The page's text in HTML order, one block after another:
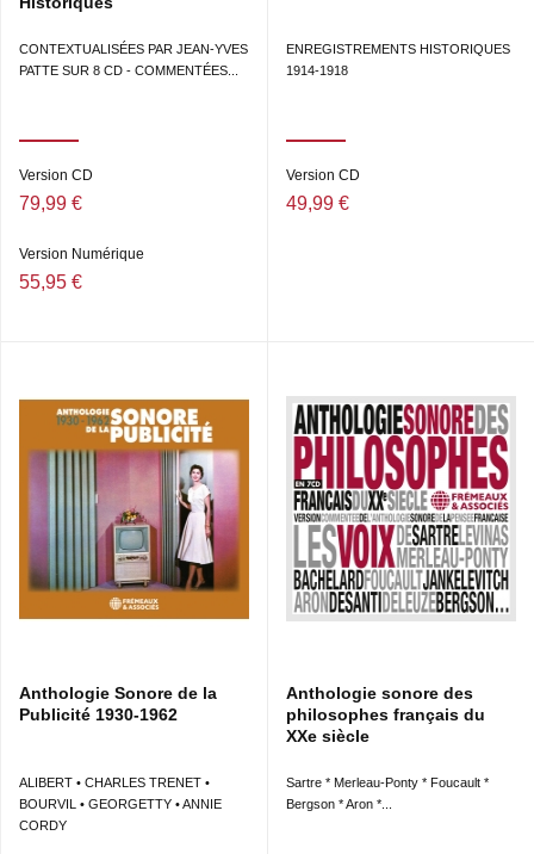
WALKYRIES • JOHANNES BRAHMS – DANSE
ORCHESTRA • EXPÉRIMENTATIONS STÉRÉO
LABORATOIRES BELL 1ER JUIN 1934.
CONTEXTUALISÉES PAR JEAN-YVES
PATTE SUR 8 CD - COMMENTÉES...
Version CD
79,99 €
Version Numérique
55,95 €
ENREGISTREMENTS HISTORIQUES
1914-1918
Version CD
49,99 €
Anthologie Sonore de la
Publicité 1930-1962
ALIBERT • CHARLES TRENET •
BOURVIL • GEORGETTY • ANNIE
CORDY
Anthologie sonore des
philosophes français du
XXe siècle
Sartre * Merleau-Ponty * Foucault *
Bergson * Aron *...